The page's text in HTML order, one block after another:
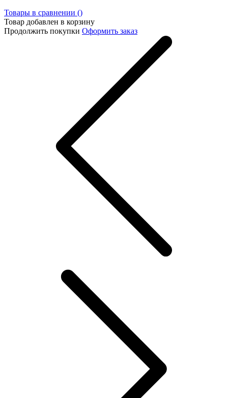
Товары в сравнении ()
Товар добавлен в корзину
Продолжить покупки Оформить заказ